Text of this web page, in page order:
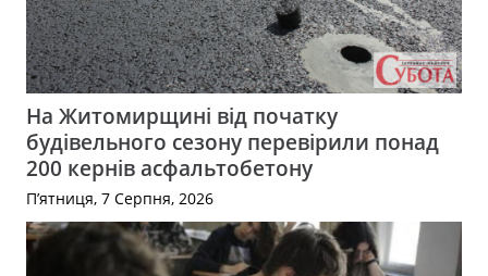
На Житомирщині від початку
будівельного сезону перевірили понад
200 кернів асфальтобетону
П’ятниця, 7 Серпня, 2026